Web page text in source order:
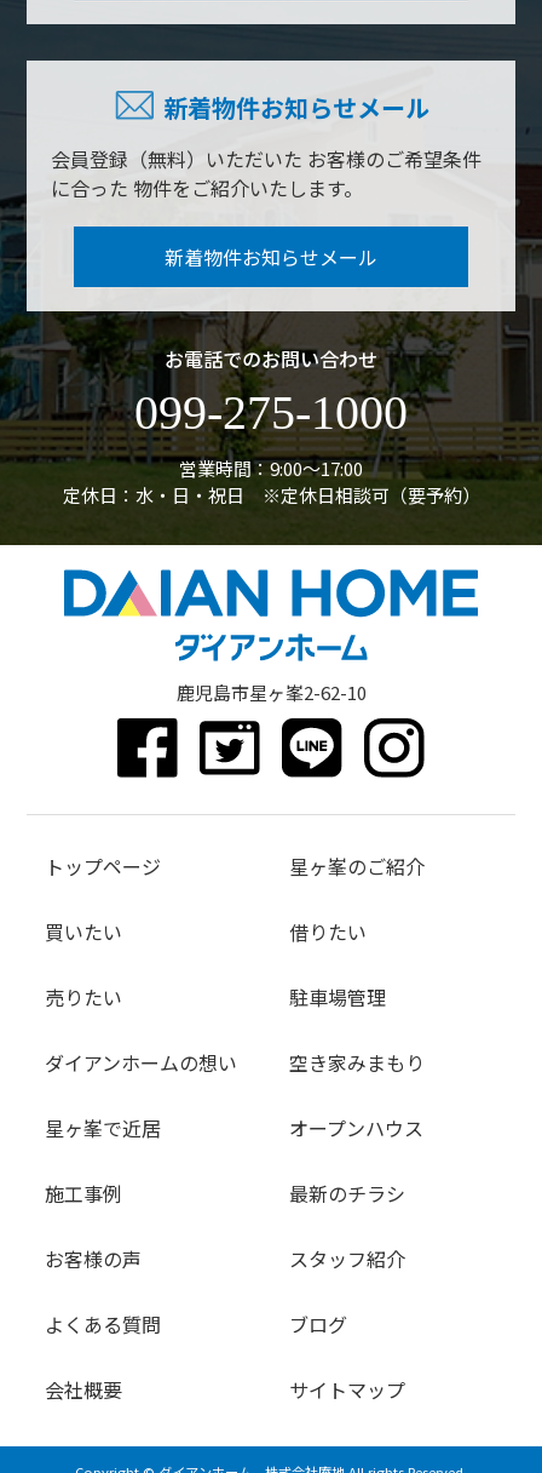
新着物件お知らせメール
会員登録（無料）いただいた お客様のご希望条件
に合った 物件をご紹介いたします。
新着物件お知らせメール
お電話でのお問い合わせ
099-275-1000
営業時間：9:00〜17:00
定休日：水・日・祝日 ※定休日相談可（要予約）
鹿児島市星ヶ峯2-62-10
トップページ 星ヶ峯のご紹介
買いたい 借りたい
売りたい 駐車場管理
ダイアンホームの想い 空き家みまもり
星ヶ峯で近居 オープンハウス
施工事例 最新のチラシ
お客様の声 スタッフ紹介
よくある質問 ブログ
会社概要 サイトマップ